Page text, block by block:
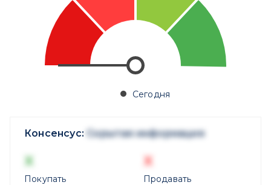
Сегодня
Консенсус: Скрытая информация
X
Покупать
X
Продавать